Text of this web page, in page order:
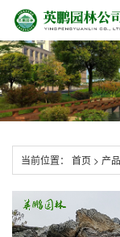
当前位置： 首页 > 产